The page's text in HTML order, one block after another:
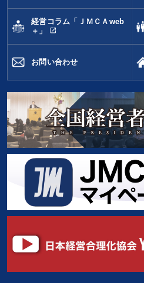
経営コラム「ＪＭＣＡweb
＋」
open_in_new
お問い合わせ